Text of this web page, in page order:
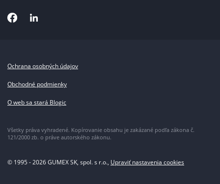
Všetky práva vyhradené. Kopírovanie obsahu je zakázané podľa zákona č.
121/2000 zb. o práve autorského zákonu.
Ochrana osobných údajov
Obchodné podmienky
O web sa stará Blogic
© 1995 - 2026 GUMEX SK, spol. s r.o., Upraviť nastavenia cookies